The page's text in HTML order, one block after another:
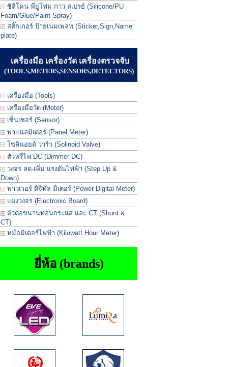
ซิลิโคน พียูโฟม กาว สเปรย์ (Silicone/PU
Foam/Glue/Paint Spray)
สติ๊กเกอร์ ป้ายเนมเพลท (Sticker,Sign,Name
plate)
เครื่องมือ เครื่องวัด เครื่องตรวจจับ
(TOOLS,METERS,SENSORS,DETECTORS)
เครื่องมือ (Tools)
เครื่องมือวัด (Meter)
เซ็นเซอร์ (Sensor)
พาแนลมิเตอร์ (Panel Meter)
โซลินอยด์ วาร์ว (Solinoid Valve)
ตัวหรี่ไฟ DC (Dimmer DC)
วงจร ลด-เพิ่ม แรงดันไฟฟ้า (Step Up &
Down)
พาวเวอร์ ดิจิทัล มิเตอร์ (Power Digital Meter)
แผงวงจร (Electronic Board)
ตัวต่อขนานทอนกระแส และ CT (Shunt &
CT)
หม้อมิเตอร์ไฟฟ้า (Kilowatt Hour Meter)
ยี่ห้อ (brands)